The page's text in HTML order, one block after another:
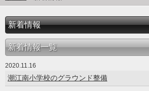
新着情報
新着情報一覧
2020.11.16
潮江南小学校のグラウンド整備